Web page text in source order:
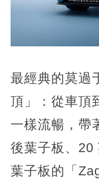
最經典的莫過
頂」：從車頂
一樣流暢，帶
後葉子板、20
葉子板的「